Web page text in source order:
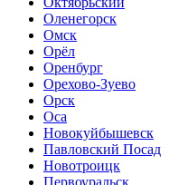
Оленегорск
Омск
Орёл
Оренбург
Орехово-Зуево
Орск
Оса
Новокуйбышевск
Павловский Посад
Новотроицк
Первоуральск